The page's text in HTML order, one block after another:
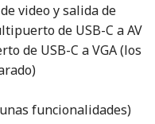
video y salida de
de USB-C a AV
de USB-C a VGA (los
funcionalidades)